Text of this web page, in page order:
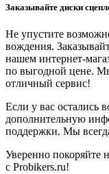
Заказывайте диски
Не упустите
вождения.
нашем интернет-
по выгодной цене.
отличный сервис!
Если у вас остались
дополнительную
поддержки. Мы
Уверенно покоряйте
с Probikers.ru!